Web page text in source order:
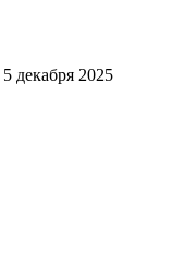
5 декабря 2025